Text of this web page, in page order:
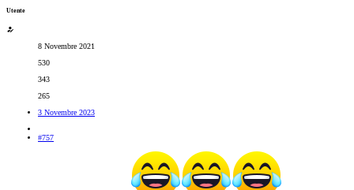
Utente
8 Novembre 2021
530
343
265
3 Novembre 2023
#757